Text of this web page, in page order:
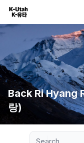
Back Ri Hyang
랑)